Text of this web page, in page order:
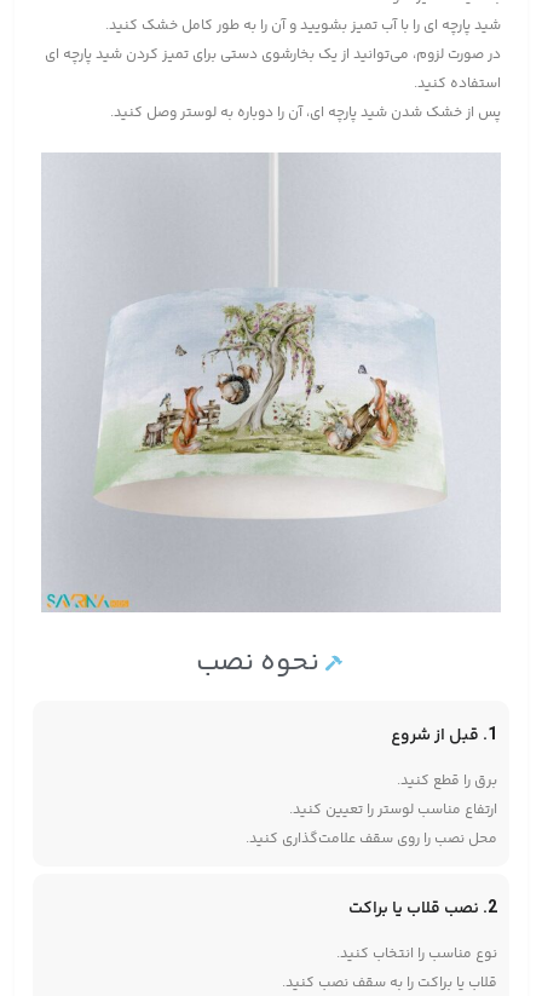
شید پارچه ای را با آب تمیز بشویید و آن را به طور کامل خشک کنید.
در صورت لزوم، می‌توانید از یک بخارشوی دستی برای تمیز کردن شید پارچه ای
استفاده کنید.
پس از خشک شدن شید پارچه ای، آن را دوباره به لوستر وصل کنید.
نحوه نصب
1. قبل از شروع
برق را قطع کنید.
ارتفاع مناسب لوستر را تعیین کنید.
محل نصب را روی سقف علامت‌گذاری کنید.
2. نصب قلاب یا براکت
نوع مناسب را انتخاب کنید.
قلاب یا براکت را به سقف نصب کنید.